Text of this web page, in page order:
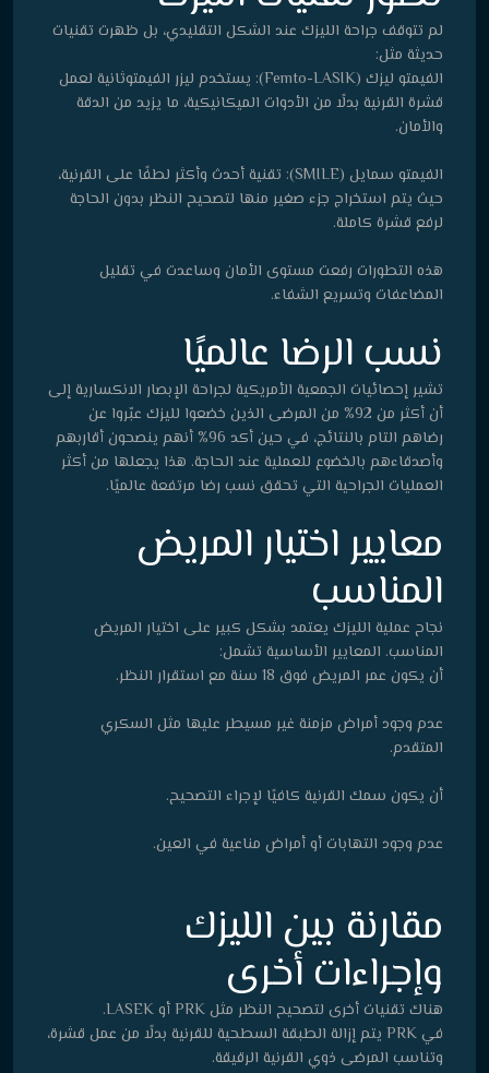
لم تتوقف جراحة الليزك عند الشكل التقليدي، بل ظهرت تقنيات
حديثة مثل:
الفيمتو ليزك (Femto-LASIK): يستخدم ليزر الفيمتوثانية لعمل
قشرة القرنية بدلًا من الأدوات الميكانيكية، ما يزيد من الدقة
والأمان.
الفيمتو سمايل (SMILE): تقنية أحدث وأكثر لطفًا على القرنية،
حيث يتم استخراج جزء صغير منها لتصحيح النظر بدون الحاجة
لرفع قشرة كاملة.
هذه التطورات رفعت مستوى الأمان وساعدت في تقليل
المضاعفات وتسريع الشفاء.
نسب الرضا عالميًا
تشير إحصائيات الجمعية الأمريكية لجراحة الإبصار الانكسارية إلى
أن أكثر من 92% من المرضى الذين خضعوا لليزك عبّروا عن
رضاهم التام بالنتائج، في حين أكد 96% أنهم ينصحون أقاربهم
وأصدقاءهم بالخضوع للعملية عند الحاجة. هذا يجعلها من أكثر
العمليات الجراحية التي تحقق نسب رضا مرتفعة عالميًا.
معايير اختيار المريض
المناسب
نجاح عملية الليزك يعتمد بشكل كبير على اختيار المريض
المناسب. المعايير الأساسية تشمل:
أن يكون عمر المريض فوق 18 سنة مع استقرار النظر.
عدم وجود أمراض مزمنة غير مسيطر عليها مثل السكري
المتقدم.
أن يكون سمك القرنية كافيًا لإجراء التصحيح.
عدم وجود التهابات أو أمراض مناعية في العين.
مقارنة بين الليزك
وإجراءات أخرى
هناك تقنيات أخرى لتصحيح النظر مثل PRK أو LASEK.
في PRK يتم إزالة الطبقة السطحية للقرنية بدلًا من عمل قشرة،
وتناسب المرضى ذوي القرنية الرقيقة.